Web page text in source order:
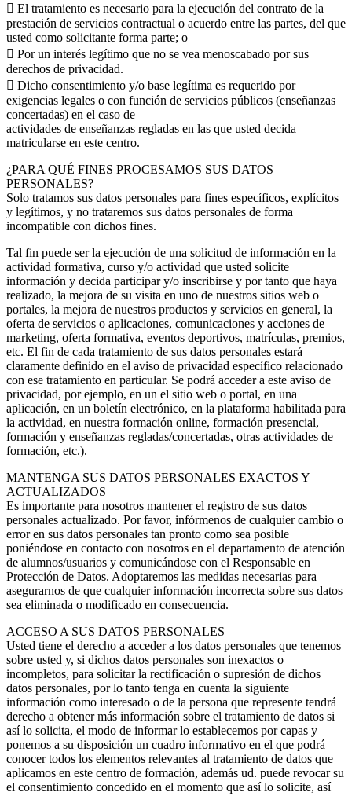
 El tratamiento es necesario para la ejecución del contrato de la
prestación de servicios contractual o acuerdo entre las partes, del que
usted como solicitante forma parte; o
 Por un interés legítimo que no se vea menoscabado por sus
derechos de privacidad.
 Dicho consentimiento y/o base legítima es requerido por
exigencias legales o con función de servicios públicos (enseñanzas
concertadas) en el caso de
actividades de enseñanzas regladas en las que usted decida
matricularse en este centro.
¿PARA QUÉ FINES PROCESAMOS SUS DATOS
PERSONALES?
Solo tratamos sus datos personales para fines específicos, explícitos
y legítimos, y no trataremos sus datos personales de forma
incompatible con dichos fines.
Tal fin puede ser la ejecución de una solicitud de información en la
actividad formativa, curso y/o actividad que usted solicite
información y decida participar y/o inscribirse y por tanto que haya
realizado, la mejora de su visita en uno de nuestros sitios web o
portales, la mejora de nuestros productos y servicios en general, la
oferta de servicios o aplicaciones, comunicaciones y acciones de
marketing, oferta formativa, eventos deportivos, matrículas, premios,
etc. El fin de cada tratamiento de sus datos personales estará
claramente definido en el aviso de privacidad específico relacionado
con ese tratamiento en particular. Se podrá acceder a este aviso de
privacidad, por ejemplo, en un el sitio web o portal, en una
aplicación, en un boletín electrónico, en la plataforma habilitada para
la actividad, en nuestra formación online, formación presencial,
formación y enseñanzas regladas/concertadas, otras actividades de
formación, etc.).
MANTENGA SUS DATOS PERSONALES EXACTOS Y
ACTUALIZADOS
Es importante para nosotros mantener el registro de sus datos
personales actualizado. Por favor, infórmenos de cualquier cambio o
error en sus datos personales tan pronto como sea posible
poniéndose en contacto con nosotros en el departamento de atención
de alumnos/usuarios y comunicándose con el Responsable en
Protección de Datos. Adoptaremos las medidas necesarias para
asegurarnos de que cualquier información incorrecta sobre sus datos
sea eliminada o modificado en consecuencia.
ACCESO A SUS DATOS PERSONALES
Usted tiene el derecho a acceder a los datos personales que tenemos
sobre usted y, si dichos datos personales son inexactos o
incompletos, para solicitar la rectificación o supresión de dichos
datos personales, por lo tanto tenga en cuenta la siguiente
información como interesado o de la persona que represente tendrá
derecho a obtener más información sobre el tratamiento de datos si
así lo solicita, el modo de informar lo establecemos por capas y
ponemos a su disposición un cuadro informativo en el que podrá
conocer todos los elementos relevantes al tratamiento de datos que
aplicamos en este centro de formación, además ud. puede revocar su
el consentimiento concedido en el momento que así lo solicite, así